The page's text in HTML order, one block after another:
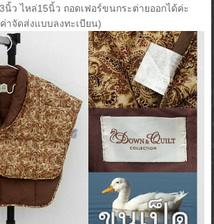
นิ้ว ไหล่15นิ้ว ถอดเฟอร์ขนกระต่ายออกได้ค่ะ
าจัดส่งแบบลงทะเบียน)